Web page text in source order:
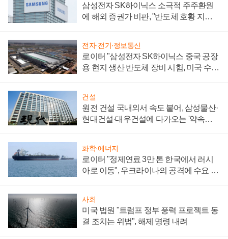
삼성전자 SK하이닉스 소극적 주주환원
에 해외 증권가 비판, "반도체 호황 지속
전자·전기·정보통신
로이터 "삼성전자 SK하이닉스 중국 공장
용 현지 생산 반도체 장비 시험, 미국 수출
건설
원전 건설 국내외서 속도 붙어, 삼성물산·
현대건설·대우건설에 다가오는 '약속의
화학·에너지
로이터 "정제연료 3만 톤 한국에서 러시
아로 이동", 우크라이나의 공격에 수요 늘
사회
미국 법원 "트럼프 정부 풍력 프로젝트 동
결 조치는 위법", 해제 명령 내려